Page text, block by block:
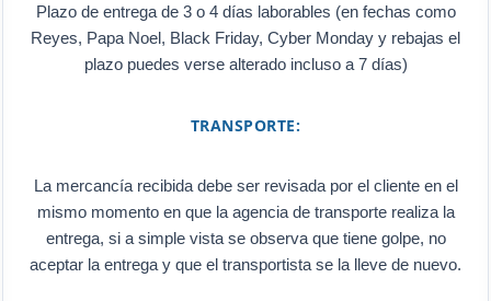
Plazo de entrega de 3 o 4 días laborables (en fechas como
Reyes, Papa Noel, Black Friday, Cyber Monday y rebajas el
plazo puedes verse alterado incluso a 7 días)
TRANSPORTE:
La mercancía recibida debe ser revisada por el cliente en el
mismo momento en que la agencia de transporte realiza la
entrega, si a simple vista se observa que tiene golpe, no
aceptar la entrega y que el transportista se la lleve de nuevo.